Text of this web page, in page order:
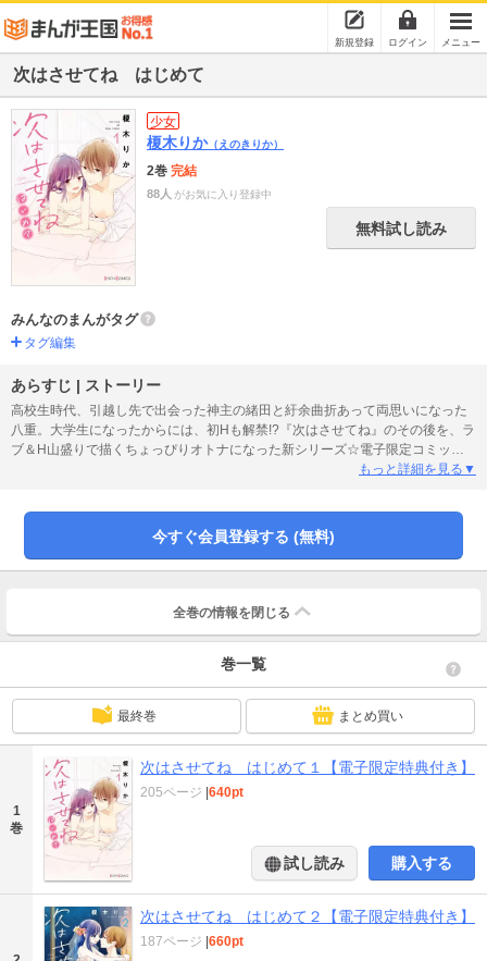
新規登録 ログイン メニュー
次はさせてね はじめて
少女
榎木りか（えのきりか）
2巻 完結
88人 がお気に入り登録中
無料試し読み
みんなのまんがタグ
タグ編集
あらすじ | ストーリー
高校生時代、引越し先で出会った神主の緒田と紆余曲折あって両思いになった
八重。大学生になったからには、初Hも解禁!?『次はさせてね』のその後を、ラ
ブ＆H山盛りで描くちょっぴりオトナになった新シリーズ☆電子限定コミックを
もっと詳細を見る▼
今すぐ会員登録する (無料)
全巻の情報を 閉じる
巻一覧
最終巻 まとめ買い
1
巻
次はさせてね はじめて１【電子限定特典付き】
205ページ |640pt
試し読み 購入する
次はさせてね はじめて２【電子限定特典付き】
187ページ |660pt